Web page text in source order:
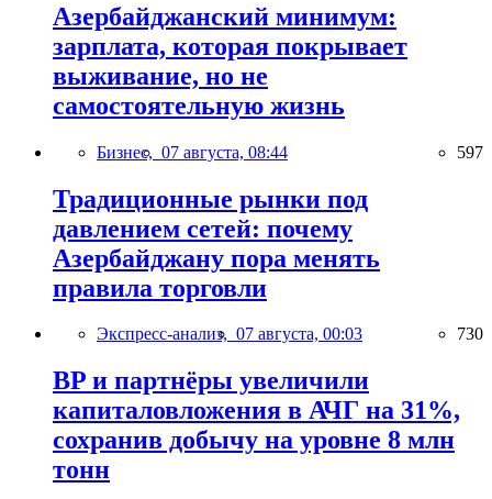
Азербайджанский минимум:
зарплата, которая покрывает
выживание, но не
самостоятельную жизнь
Бизнес, 07 августа, 08:44 597
Традиционные рынки под
давлением сетей: почему
Азербайджану пора менять
правила торговли
Экспресс-анализ, 07 августа, 00:03 730
BP и партнёры увеличили
капиталовложения в АЧГ на 31%,
сохранив добычу на уровне 8 млн
тонн